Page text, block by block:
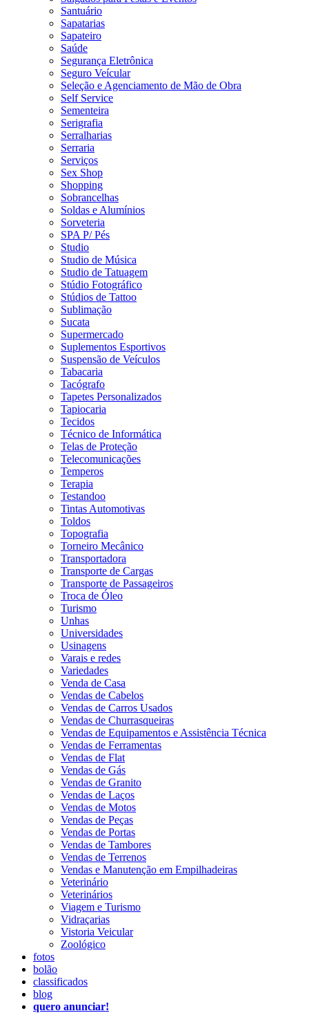
Santuário
Sapatarias
Sapateiro
Saúde
Segurança Eletrônica
Seguro Veícular
Seleção e Agenciamento de Mão de Obra
Self Service
Sementeira
Serigrafia
Serralharias
Serraria
Serviços
Sex Shop
Shopping
Sobrancelhas
Soldas e Alumínios
Sorveteria
SPA P/ Pés
Studio
Studio de Música
Studio de Tatuagem
Stúdio Fotográfico
Stúdios de Tattoo
Sublimação
Sucata
Supermercado
Suplementos Esportivos
Suspensão de Veículos
Tabacaria
Tacógrafo
Tapetes Personalizados
Tapiocaria
Tecidos
Técnico de Informática
Telas de Proteção
Telecomunicações
Temperos
Terapia
Testandoo
Tintas Automotivas
Toldos
Topografia
Torneiro Mecânico
Transportadora
Transporte de Cargas
Transporte de Passageiros
Troca de Óleo
Turismo
Unhas
Universidades
Usinagens
Varais e redes
Variedades
Venda de Casa
Vendas de Cabelos
Vendas de Carros Usados
Vendas de Churrasqueiras
Vendas de Equipamentos e Assistência Técnica
Vendas de Ferramentas
Vendas de Flat
Vendas de Gás
Vendas de Granito
Vendas de Laços
Vendas de Motos
Vendas de Peças
Vendas de Portas
Vendas de Tambores
Vendas de Terrenos
Vendas e Manutenção em Empilhadeiras
Veterinário
Veterinários
Viagem e Turismo
Vidraçarias
Vistoria Veicular
Zoológico
fotos
bolão
classificados
blog
quero anunciar!